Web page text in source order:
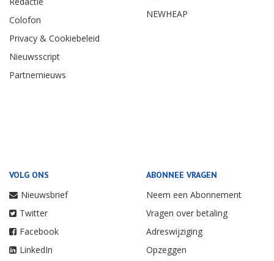
Colofon
Privacy & Cookiebeleid
Nieuwsscript
Partnernieuws
NEWHEAP
VOLG ONS
Nieuwsbrief
Twitter
Facebook
LinkedIn
ABONNEE VRAGEN
Neem een Abonnement
Vragen over betaling
Adreswijziging
Opzeggen